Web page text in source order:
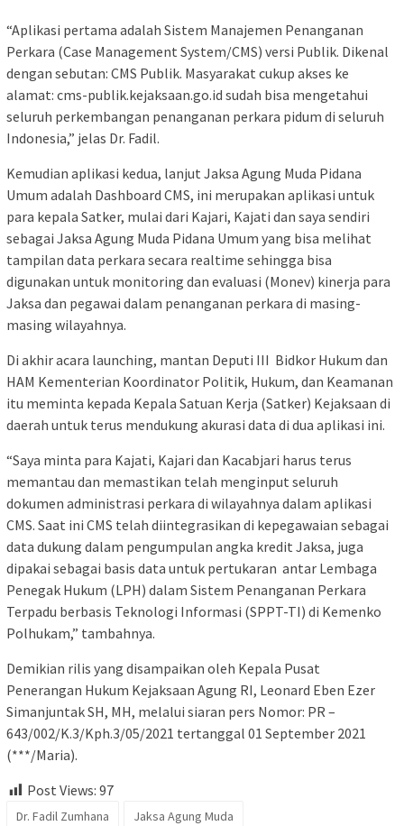
“Aplikasi pertama adalah Sistem Manajemen Penanganan
Perkara (Case Management System/CMS) versi Publik. Dikenal
dengan sebutan: CMS Publik. Masyarakat cukup akses ke
alamat: cms-publik.kejaksaan.go.id sudah bisa mengetahui
seluruh perkembangan penanganan perkara pidum di seluruh
Indonesia,” jelas Dr. Fadil.
Kemudian aplikasi kedua, lanjut Jaksa Agung Muda Pidana
Umum adalah Dashboard CMS, ini merupakan aplikasi untuk
para kepala Satker, mulai dari Kajari, Kajati dan saya sendiri
sebagai Jaksa Agung Muda Pidana Umum yang bisa melihat
tampilan data perkara secara realtime sehingga bisa
digunakan untuk monitoring dan evaluasi (Monev) kinerja para
Jaksa dan pegawai dalam penanganan perkara di masing-
masing wilayahnya.
Di akhir acara launching, mantan Deputi III Bidkor Hukum dan
HAM Kementerian Koordinator Politik, Hukum, dan Keamanan
itu meminta kepada Kepala Satuan Kerja (Satker) Kejaksaan di
daerah untuk terus mendukung akurasi data di dua aplikasi ini.
“Saya minta para Kajati, Kajari dan Kacabjari harus terus
memantau dan memastikan telah menginput seluruh
dokumen administrasi perkara di wilayahnya dalam aplikasi
CMS. Saat ini CMS telah diintegrasikan di kepegawaian sebagai
data dukung dalam pengumpulan angka kredit Jaksa, juga
dipakai sebagai basis data untuk pertukaran antar Lembaga
Penegak Hukum (LPH) dalam Sistem Penanganan Perkara
Terpadu berbasis Teknologi Informasi (SPPT-TI) di Kemenko
Polhukam,” tambahnya.
Demikian rilis yang disampaikan oleh Kepala Pusat
Penerangan Hukum Kejaksaan Agung RI, Leonard Eben Ezer
Simanjuntak SH, MH, melalui siaran pers Nomor: PR –
643/002/K.3/Kph.3/05/2021 tertanggal 01 September 2021
(***/Maria).
Post Views: 97
Dr. Fadil Zumhana
Jaksa Agung Muda